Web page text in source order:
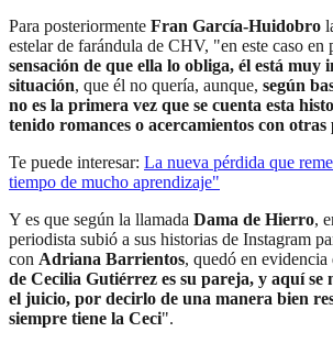
Para posteriormente Fran García-Huidobro
estelar de farándula de CHV, "en este caso en
sensación de que ella lo obliga, él está muy
situación, que él no quería, aunque, según
no es la primera vez que se cuenta esta
tenido romances o acercamientos con otras
Te puede interesar: La nueva pérdida que
tiempo de mucho aprendizaje"
Y es que según la llamada Dama de Hierro,
periodista subió a sus historias de Instagram
con Adriana Barrientos, quedó en evidencia
de Cecilia Gutiérrez es su pareja, y aquí
el juicio, por decirlo de una manera bien
siempre tiene la Ceci".